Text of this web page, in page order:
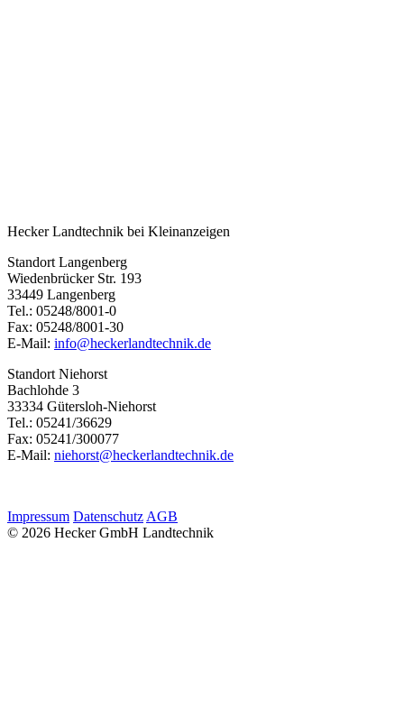
Hecker Landtechnik bei Kleinanzeigen
Standort Langenberg
Wiedenbrücker Str. 193
33449 Langenberg
Tel.: 05248/8001-0
Fax: 05248/8001-30
E-Mail: info@heckerlandtechnik.de
Standort Niehorst
Bachlohde 3
33334 Gütersloh-Niehorst
Tel.: 05241/36629
Fax: 05241/300077
E-Mail: niehorst@heckerlandtechnik.de
Impressum Datenschutz AGB
© 2026 Hecker GmbH Landtechnik